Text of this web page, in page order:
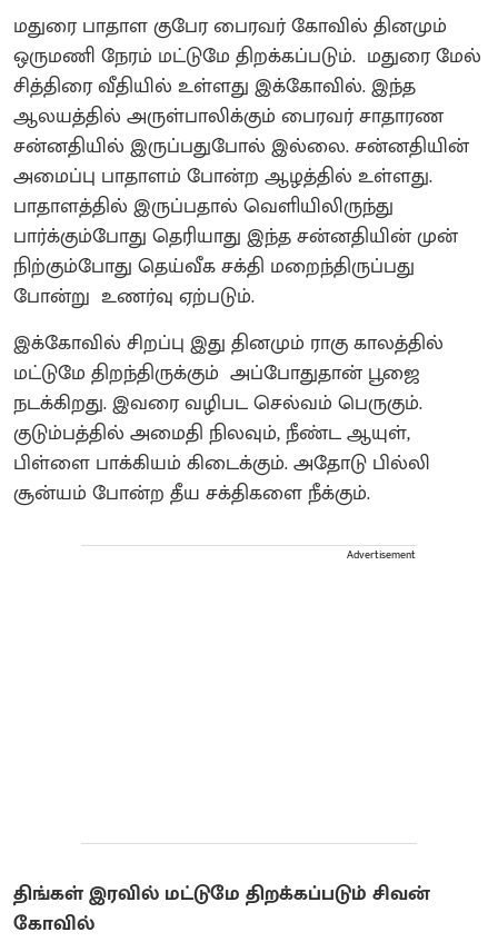
மதுரை பாதாள குபேர பைரவர் கோவில் தினமும்
ஒருமணி நேரம் மட்டுமே திறக்கப்படும். மதுரை மேல்
சித்திரை வீதியில் உள்ளது இக்கோவில். இந்த
ஆலயத்தில் அருள்பாலிக்கும் பைரவர் சாதாரண
சன்னதியில் இருப்பதுபோல் இல்லை. சன்னதியின்
அமைப்பு பாதாளம் போன்ற ஆழத்தில் உள்ளது.
பாதாளத்தில் இருப்பதால் வெளியிலிருந்து
பார்க்கும்போது தெரியாது‌ இந்த சன்னதியின் முன்
நிற்கும்போது தெய்வீக சக்தி மறைந்திருப்பது
போன்று உணர்வு ஏற்படும்.
இக்கோவில் சிறப்பு இது தினமும் ராகு காலத்தில்
மட்டுமே திறந்திருக்கும் அப்போதுதான் பூஜை
நடக்கிறது.‌ இவரை வழிபட செல்வம் பெருகும்‌.
குடும்பத்தில் அமைதி நிலவும், நீண்ட ஆயுள்,
பிள்ளை பாக்கியம் கிடைக்கும். அதோடு பில்லி
சூன்யம் போன்ற தீய சக்திகளை நீக்கும்.
Advertisement
திங்கள் இரவில் மட்டுமே திறக்கப்படும் சிவன்
கோவில்